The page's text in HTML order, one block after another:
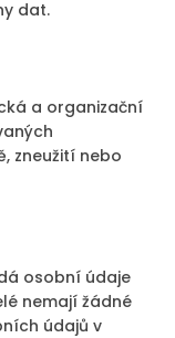
dat.
a organizační
zneužití nebo
osobní údaje
nemají žádné
údajů v